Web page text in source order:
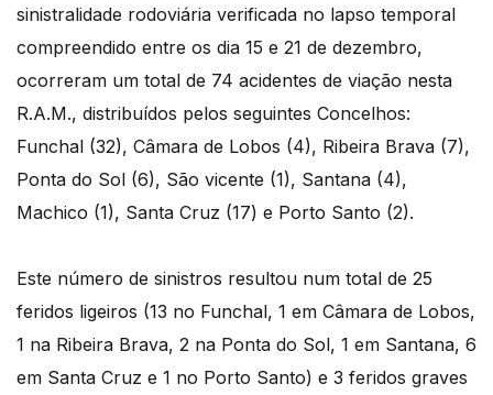
sinistralidade rodoviária verificada no lapso temporal
compreendido entre os dia 15 e 21 de dezembro,
ocorreram um total de 74 acidentes de viação nesta
R.A.M., distribuídos pelos seguintes Concelhos:
Funchal (32), Câmara de Lobos (4), Ribeira Brava (7),
Ponta do Sol (6), São vicente (1), Santana (4),
Machico (1), Santa Cruz (17) e Porto Santo (2).
Este número de sinistros resultou num total de 25
feridos ligeiros (13 no Funchal, 1 em Câmara de Lobos,
1 na Ribeira Brava, 2 na Ponta do Sol, 1 em Santana, 6
em Santa Cruz e 1 no Porto Santo) e 3 feridos graves